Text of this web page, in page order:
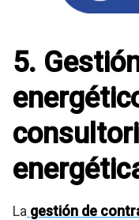
5.
La gestión de